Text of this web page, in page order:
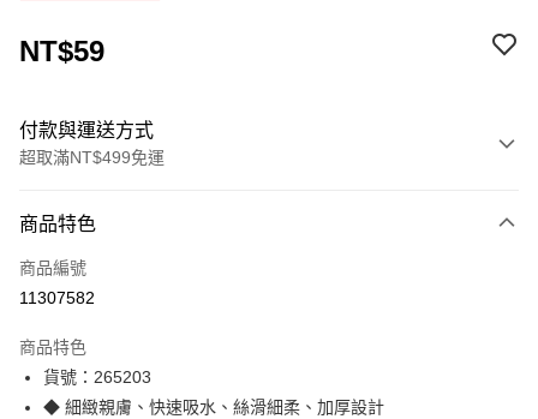
NT$59
付款與運送方式
超取滿NT$499免運
icash Pay
信用卡一次付款
LINE Pay
商品特色
商品編號
11307582
商品特色
貨號：265203
◆ 細緻親膚、快速吸水、絲滑細柔、加厚設計